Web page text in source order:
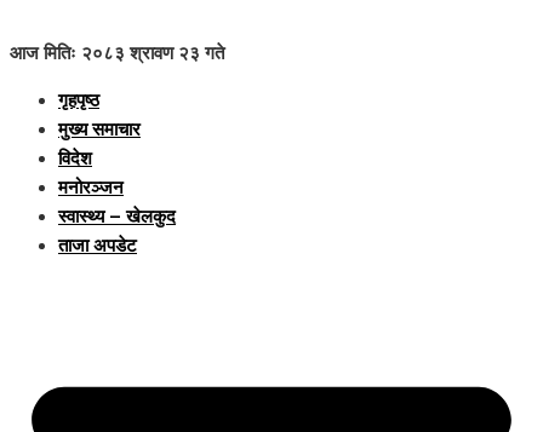
आज मितिः २०८३ श्रावण २३ गते
गृहपृष्ठ
मुख्य समाचार
विदेश
मनोरञ्जन
स्वास्थ्य – खेलकुद
ताजा अपडेट